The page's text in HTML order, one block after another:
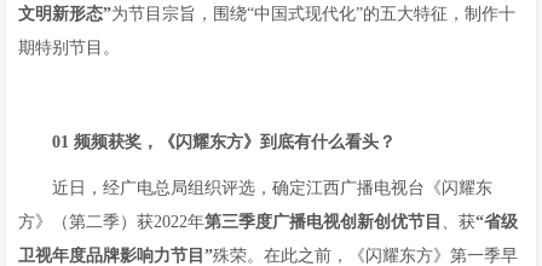
文明新形态”为节目宗旨，围绕“中国式现代化”的五大特征，制作十
期特别节目。
01 频频获奖，《闪耀东方》到底有什么看头？
近日，经广电总局组织评选，确定江西广播电视台《闪耀东
方》（第二季）获2022年第三季度广播电视创新创优节目 、获“省级
卫视年度品牌影响力节目”殊荣。在此之前，《闪耀东方》第一季早